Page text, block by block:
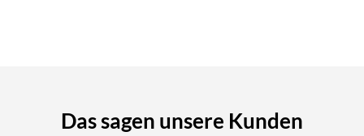
Das sagen unsere Kunden